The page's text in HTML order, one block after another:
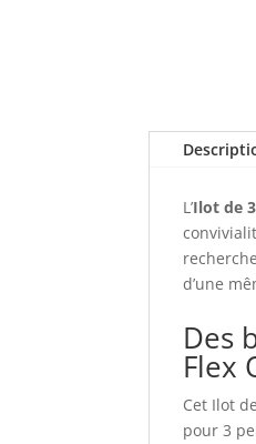
L’Ilot de
d’une
Des
Flex
Cet Ilot
pour 3